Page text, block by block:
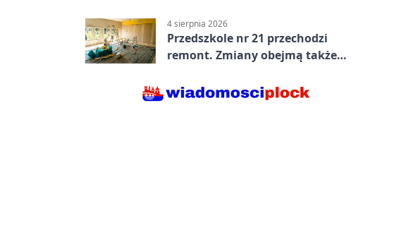
4 sierpnia 2026
Przedszkole nr 21 przechodzi
remont. Zmiany obejmą także